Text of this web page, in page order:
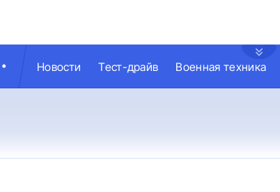
Новости Тест-драйв Военная техника